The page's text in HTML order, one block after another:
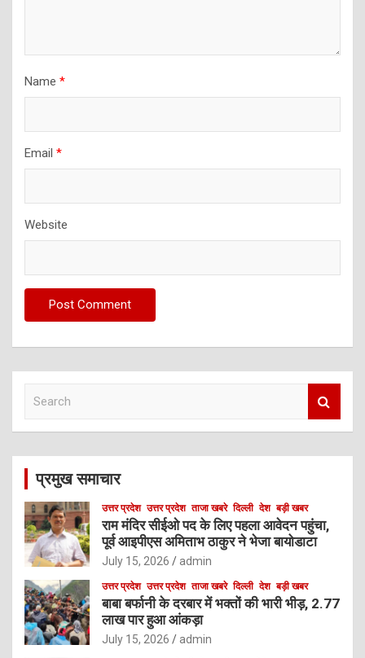
Name *
Email *
Website
c
प्रमुख समाचार
उत्तर प्रदेश उत्तर प्रदेश ताजा खबरे दिल्ली देश बड़ी खबर
राम मंदिर सीईओ पद के लिए पहला आवेदन पहुंचा,
पूर्व आइपीएस अमिताभ ठाकुर ने भेजा बायोडाटा
July 15, 2026 admin
उत्तर प्रदेश उत्तर प्रदेश ताजा खबरे दिल्ली देश बड़ी खबर
बाबा बर्फानी के दरबार में भक्तों की भारी भीड़, 2.77
लाख पार हुआ आंकड़ा
July 15, 2026 admin